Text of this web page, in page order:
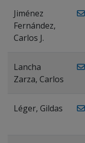
Jiménez
Fernández,
Carlos J.
Lancha
Zarza, Carlos
Léger, Gildas